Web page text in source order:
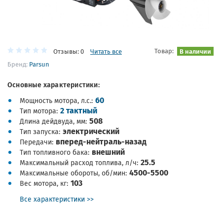
Отзывы: 0 Читать все Товар: В наличии
Бренд: Parsun
Основные характеристики:
Мощность мотора, л.с. 60
Тип мотора 2 тактный
Длина дейдвуда, мм 508
Тип запуска электрический
Передачи вперед-нейтраль-назад
Тип топливного бака внешний
Максимальный расход топлива, л/ч 25.5
Максимальные обороты, об/мин 4500-5500
Вес мотора, кг 103
Все характеристики >>